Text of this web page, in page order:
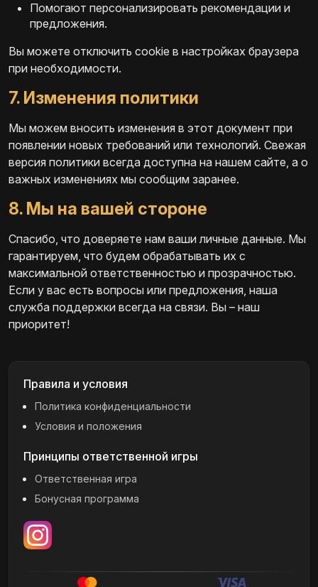
Помогают персонализировать рекомендации и
предложения.
Вы можете отключить cookie в настройках браузера
при необходимости.
7. Изменения политики
Мы можем вносить изменения в этот документ при
появлении новых требований или технологий. Свежая
версия политики всегда доступна на нашем сайте, а о
важных изменениях мы сообщим заранее.
8. Мы на вашей стороне
Спасибо, что доверяете нам ваши личные данные. Мы
гарантируем, что будем обрабатывать их с
максимальной ответственностью и прозрачностью.
Если у вас есть вопросы или предложения, наша
служба поддержки всегда на связи. Вы – наш
приоритет!
Правила и условия
Политика конфиденциальности
Условия и положения
Принципы ответственной игры
Ответственная игра
Бонусная программа